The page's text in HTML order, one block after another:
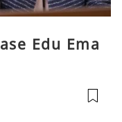
Edu Ema